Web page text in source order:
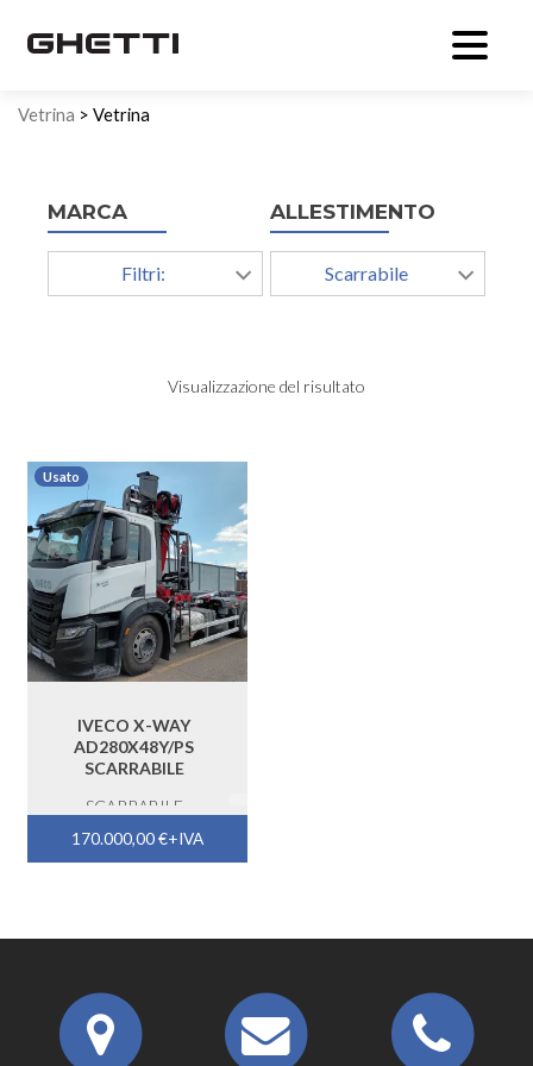
Vetrina > Vetrina
MARCA
Filtri:
ALLESTIMENTO
Scarrabile
Visualizzazione del risultato
Usato
IVECO X-WAY
AD280X48Y/PS
SCARRABILE
SCARRABILE
170.000,00€+IVA